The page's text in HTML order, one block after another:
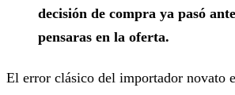
decisión de compra ya pasó
pensaras en la oferta.
El error clásico del importador novato